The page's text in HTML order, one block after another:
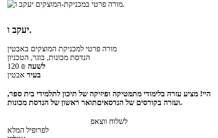
יעקב ו.
מורה פרטי למכניקת המוצקים באבטין
הנדסת מכונות, בוגר, הטכניון
120 ₪ לשעה
בעיר אבטין
היי! מציע עזרה בלימודי מתמטיקה ופיזיקה של תיכון לתלמידי בית ספר,
ועזרה בקורסים של הנדסאיםתואר ראשון של הנדסת מכונות.
לשלוח ווצאפ
לפרופיל המלא